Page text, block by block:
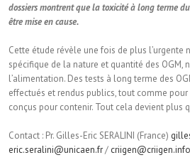
dossiers montrent que la toxicité à long terme
être mise en cause.
Cette étude révèle une fois de plus l’urgente
spécifique de la nature et quantité des OGM,
l’alimentation. Des tests à long terme des
effectués et rendus publics, tout comme
conçus pour contenir. Tout cela devient plus
Contact : Pr. Gilles-Eric SERALINI (France)
eric.seralini@unicaen.fr/ criigen@criigen.info